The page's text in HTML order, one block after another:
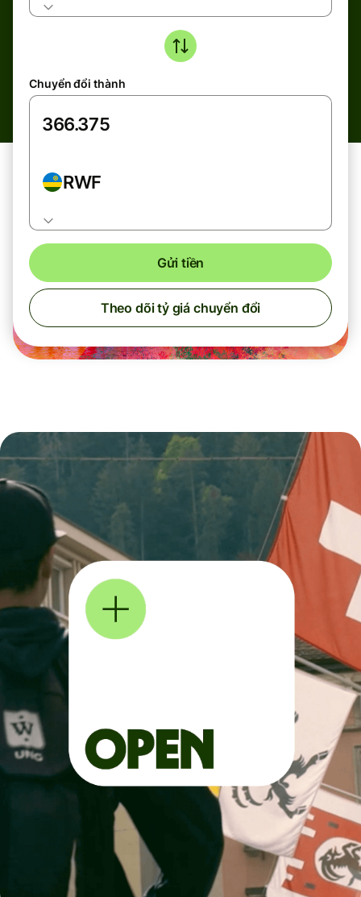
Chuyển đổi thành
RWF
Gửi tiền
Theo dõi tỷ giá chuyển đổi